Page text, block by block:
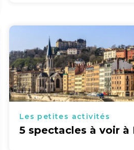
Les petites activités
5 spectacles à voir à